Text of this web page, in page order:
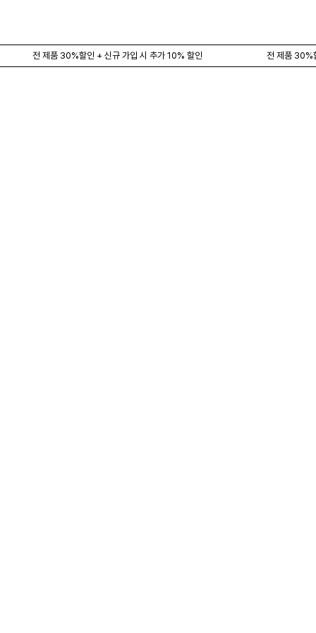
전 제품 30%할인 + 신규 가입 시 추가 10% 할인 전 제품 30%